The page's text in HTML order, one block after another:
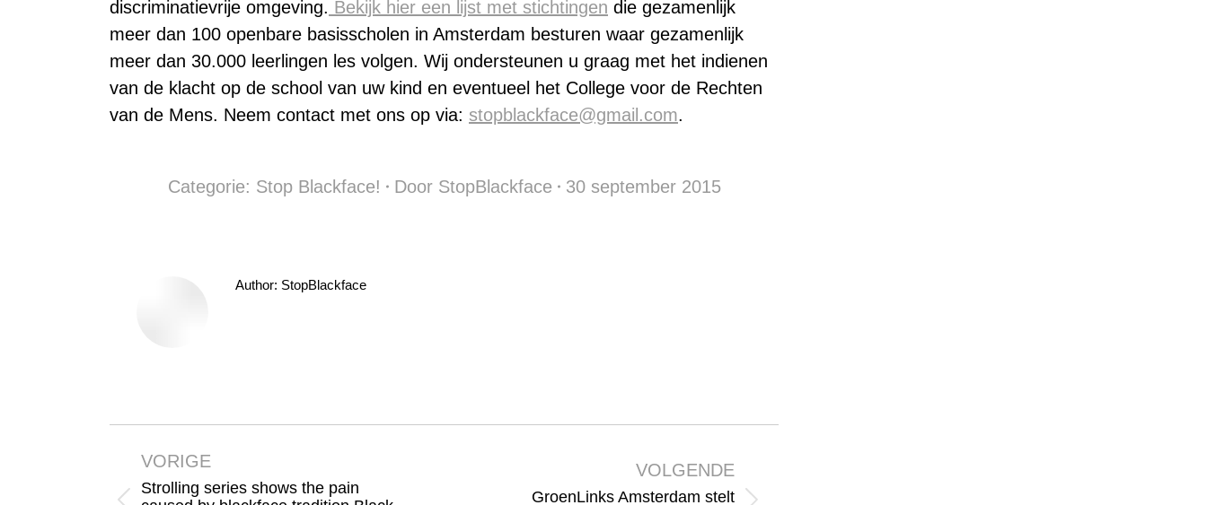
discriminatievrije omgeving. Bekijk hier een lijst met stichtingen die gezamenlijk
meer dan 100 openbare basisscholen in Amsterdam besturen waar gezamenlijk
meer dan 30.000 leerlingen les volgen. Wij ondersteunen u graag met het indienen
van de klacht op de school van uw kind en eventueel het College voor de Rechten
van de Mens. Neem contact met ons op via: stopblackface@gmail.com.
Categorie: Stop Blackface! Door StopBlackface 30 september 2015
Author: StopBlackface
navigatie
VORIGE
Strolling series shows the pain
VOLGENDE
GroenLinks Amsterdam stelt